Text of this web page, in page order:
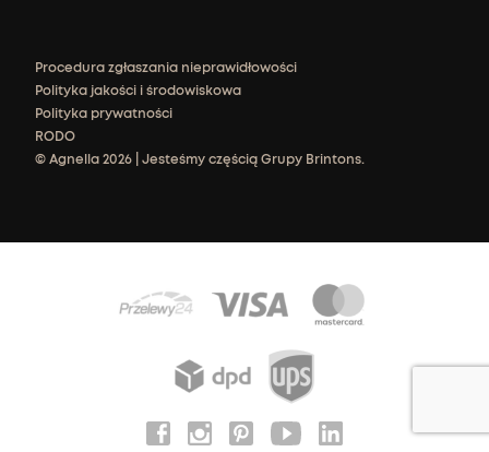
Procedura zgłaszania nieprawidłowości
Polityka jakości i środowiskowa
Polityka prywatności
RODO
© Agnella 2026 | Jesteśmy częścią Grupy Brintons.